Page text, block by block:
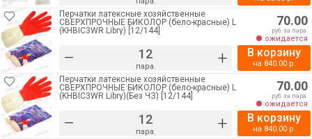
Перчатки латексные хозяйственные
СВЕРХПРОЧНЫЕ БИКОЛОР (бело-красные) L
(KHBIC3WR Libry) [12/144]
– пара. +
70.00
руб. за пара.
ожидается
В корзину
на 840.00р.
Перчатки латексные хозяйственные
СВЕРХПРОЧНЫЕ БИКОЛОР (бело-красные) L
(KHBIC3WR Libry)(Без ЧЗ) [12/144]
– пара. +
70.00
руб. за пара.
ожидается
В корзину
на 840.00р.